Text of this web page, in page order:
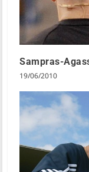
Sampras-
19/06/2010